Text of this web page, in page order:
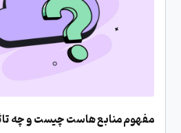
مفهوم منابع هاست چیست و چه